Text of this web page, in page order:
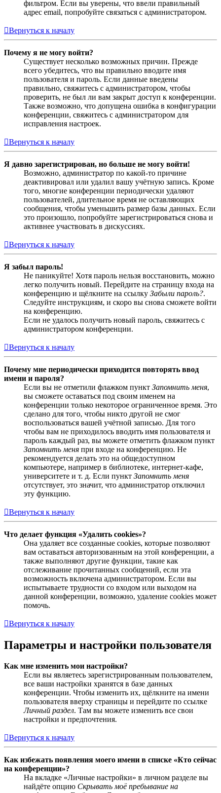
фильтром. Если вы уверены, что ввели правильный
адрес email, попробуйте связаться с администратором.
Вернуться к началу
Почему я не могу войти?
Существует несколько возможных причин. Прежде
всего убедитесь, что вы правильно вводите имя
пользователя и пароль. Если данные введены
правильно, свяжитесь с администратором, чтобы
проверить, не был ли вам закрыт доступ к конференции.
Также возможно, что допущена ошибка в конфигурации
конференции, свяжитесь с администратором для
исправления настроек.
Вернуться к началу
Я давно зарегистрирован, но больше не могу войти!
Возможно, администратор по какой-то причине
деактивировал или удалил вашу учётную запись. Кроме
того, многие конференции периодически удаляют
пользователей, длительное время не оставляющих
сообщения, чтобы уменьшить размер базы данных. Если
это произошло, попробуйте зарегистрироваться снова и
активнее участвовать в дискуссиях.
Вернуться к началу
Я забыл пароль!
Не паникуйте! Хотя пароль нельзя восстановить, можно
легко получить новый. Перейдите на страницу входа на
конференцию и щёлкните на ссылку Забыли пароль?.
Следуйте инструкциям, и скоро вы снова сможете войти
на конференцию.
Если не удалось получить новый пароль, свяжитесь с
администратором конференции.
Вернуться к началу
Почему мне периодически приходится повторять ввод
имени и пароля?
Если вы не отметили флажком пункт Запомнить меня,
вы сможете оставаться под своим именем на
конференции только некоторое ограниченное время. Это
сделано для того, чтобы никто другой не смог
воспользоваться вашей учётной записью. Для того
чтобы вам не приходилось вводить имя пользователя и
пароль каждый раз, вы можете отметить флажком пункт
Запомнить меня при входе на конференцию. Не
рекомендуется делать это на общедоступном
компьютере, например в библиотеке, интернет-кафе,
университете и т. д. Если пункт Запомнить меня
отсутствует, это значит, что администратор отключил
эту функцию.
Вернуться к началу
Что делает функция «Удалить cookies»?
Она удаляет все созданные cookies, которые позволяют
вам оставаться авторизованным на этой конференции, а
также выполняют другие функции, такие как
отслеживание прочитанных сообщений, если эта
возможность включена администратором. Если вы
испытываете трудности со входом или выходом на
данной конференции, возможно, удаление cookies может
помочь.
Вернуться к началу
Параметры и настройки пользователя
Как мне изменить мои настройки?
Если вы являетесь зарегистрированным пользователем,
все ваши настройки хранятся в базе данных
конференции. Чтобы изменить их, щёлкните на имени
пользователя вверху страницы и перейдите по ссылке
Личный раздел. Там вы можете изменить все свои
настройки и предпочтения.
Вернуться к началу
Как избежать появления моего имени в списке «Кто сейчас
на конференции»?
На вкладке «Личные настройки» в личном разделе вы
найдёте опцию Скрывать моё пребывание на